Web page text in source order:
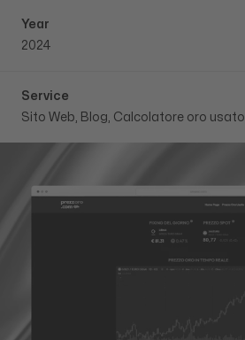
Contatti
viraj.perera@outlook.com
Year
2024
Service
Sito Web, Blog, Calcolatore oro usato